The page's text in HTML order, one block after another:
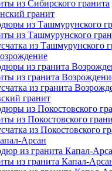
из Сибирского гранита
гранит
из Ташмурунского
из Ташмурунского
из Ташмурунского
из гранита
из гранита
из гранита
гранит
из Покостовского
из Покостовского
из Покостовского
Арсан
из гранита Капал-
из гранита Капал-